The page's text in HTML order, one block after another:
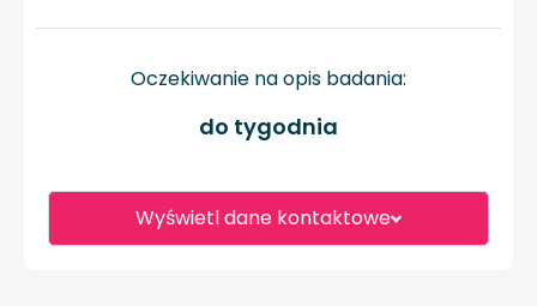
Wyświetl dane kontaktowe
Oczekiwanie na opis badania:
do tygodnia